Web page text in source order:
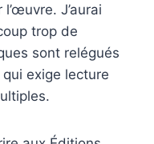
J’aurai
trop de
sont relégués
exige lecture